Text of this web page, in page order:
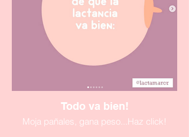
Todo va bien!
Moja pañales, gana peso...Haz click!